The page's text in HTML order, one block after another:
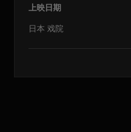
上映日期
日本 戏院